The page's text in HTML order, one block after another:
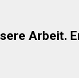
Arbeit.